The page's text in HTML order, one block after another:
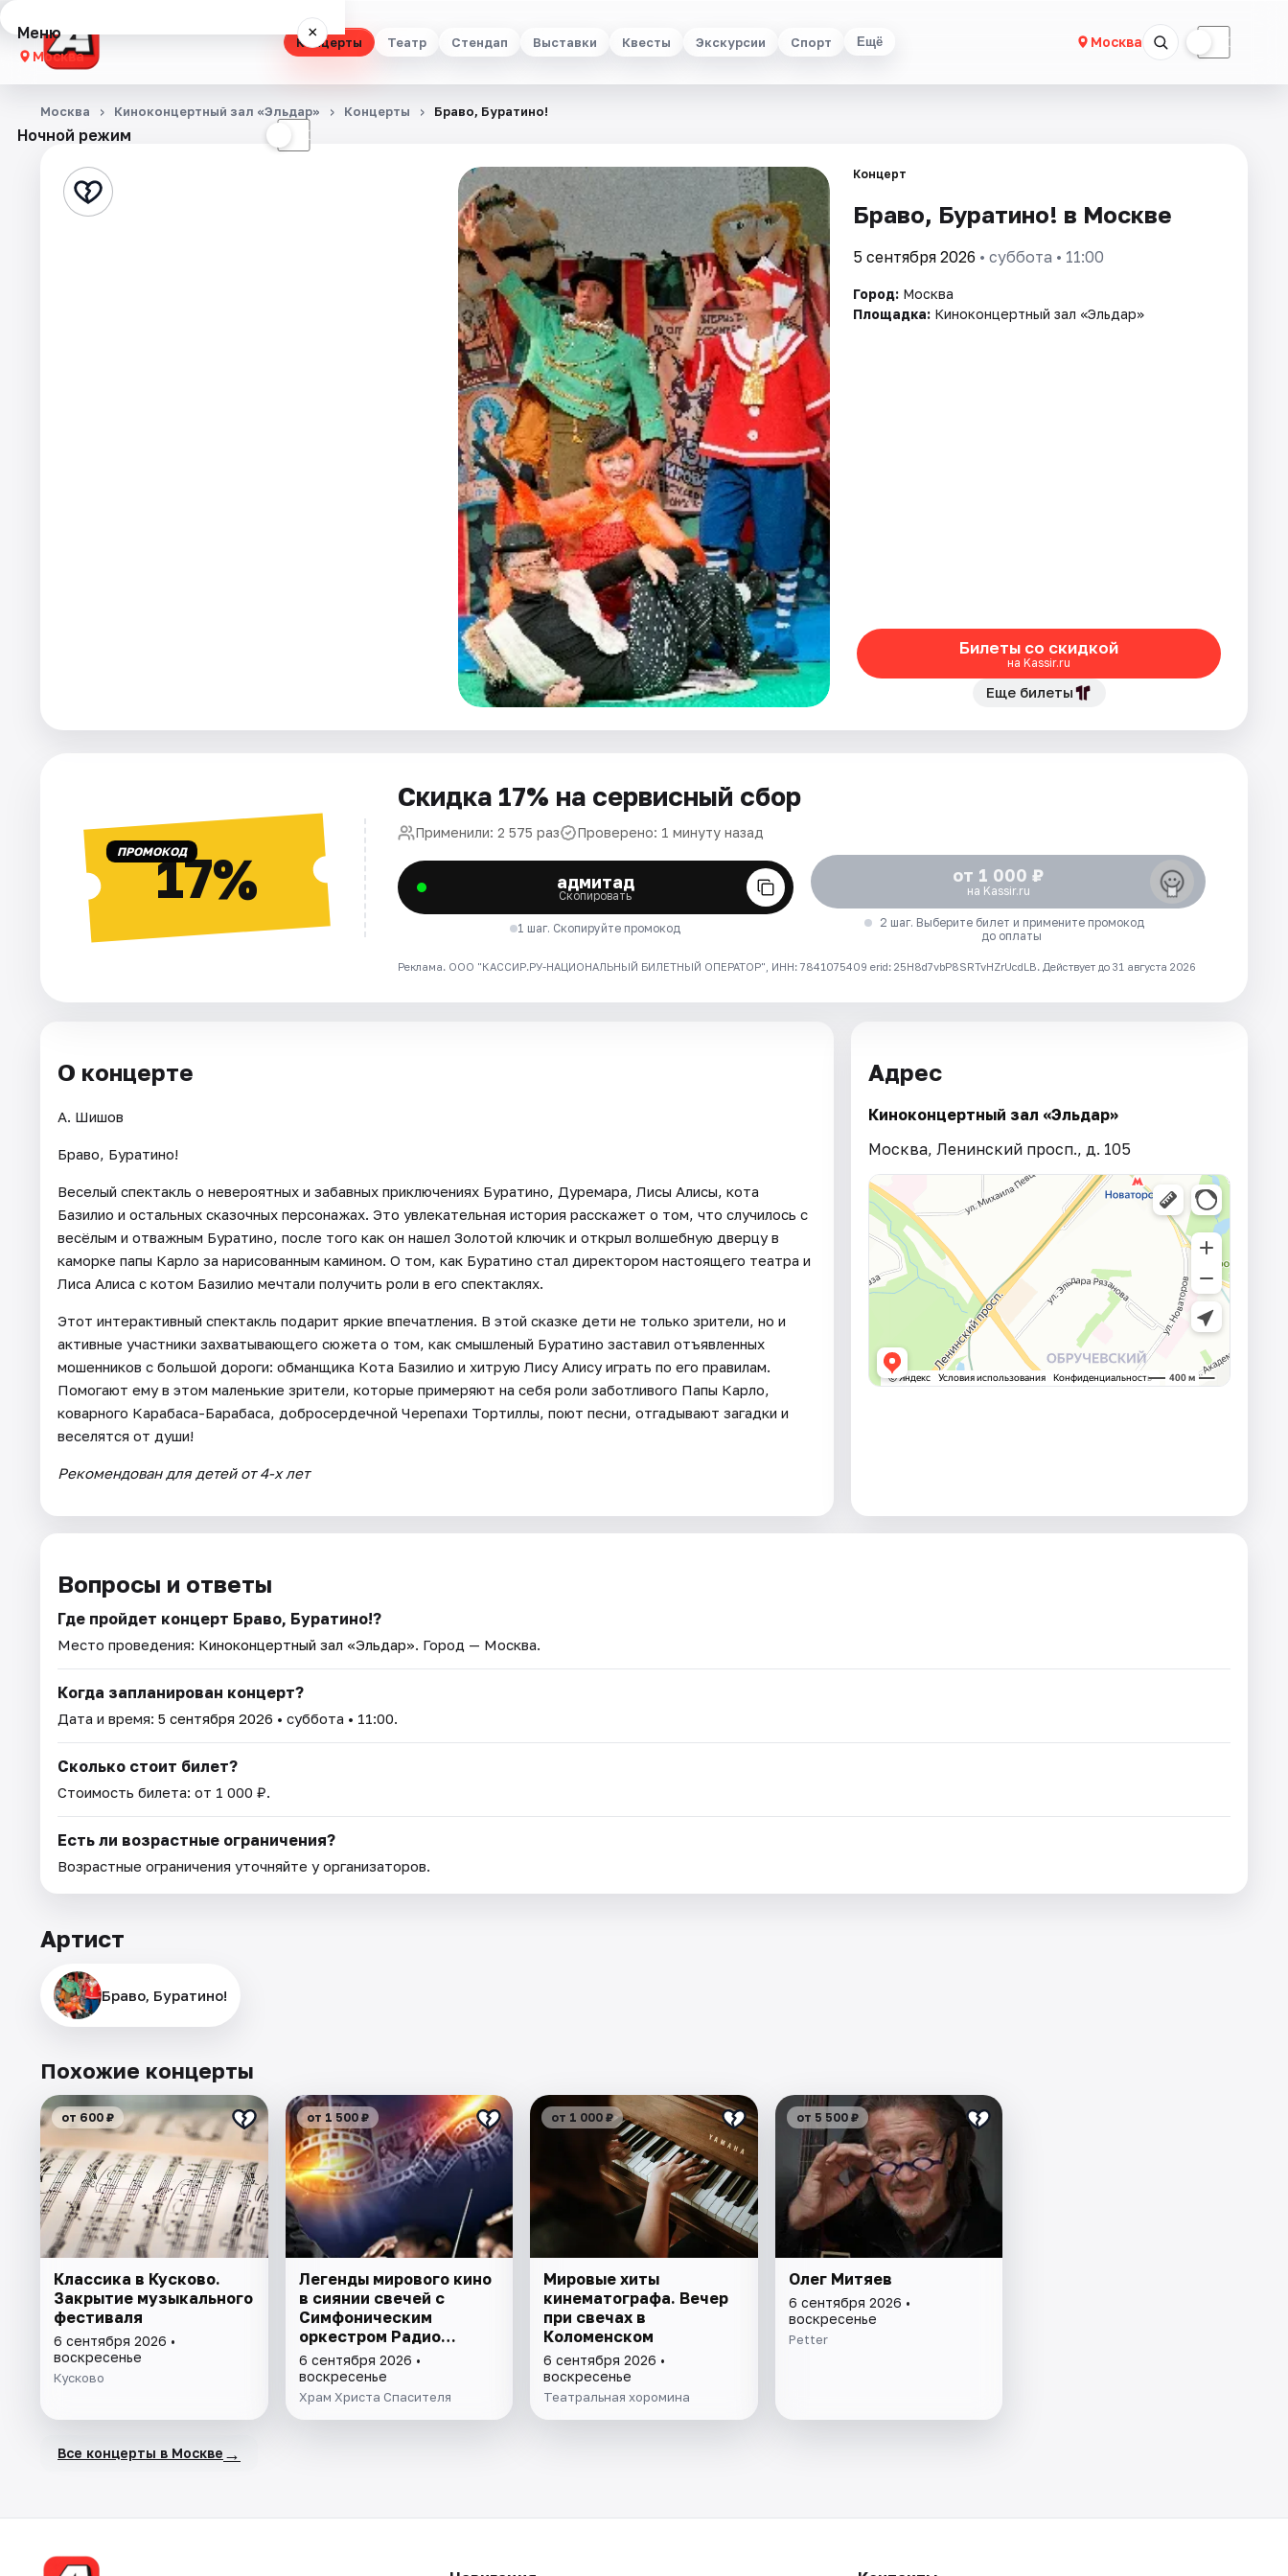
Концерты Театр Стендап Выставки Квесты Экскурсии Спорт Ещё Москва ☾
Меню ×
Москва
Концерты
Стендап
Ночной режим ☾
Москва Киноконцертный зал «Эльдар» Концерты Браво, Буратино!
Концерт
Браво, Буратино! в Москве
5 сентября 2026 • суббота • 11:00
Город: Москва
Площадка: Киноконцертный зал «Эльдар»
Билеты со скидкой
на Kassir.ru
Еще билеты
ПРОМОКОД17%
Скидка 17% на сервисный сбор
Применили: 2 575 раз Проверено: 1 минуту назад
адмитад
Скопировать
1 шаг. Скопируйте промокод
от 1 000 ₽
на Kassir.ru
2 шаг. Выберите билет и примените промокод
до оплаты
Реклама. ООО "КАССИР.РУ-НАЦИОНАЛЬНЫЙ БИЛЕТНЫЙ ОПЕРАТОР", ИНН: 7841075409 erid: 25H8d7vbP8SRTvHZrUcdLB. Действует до 31 августа 2026
О концерте
А. Шишов
Браво, Буратино!
Веселый спектакль о невероятных и забавных приключениях Буратино, Дуремара, Лисы Алисы, кота
Базилио и остальных сказочных персонажах. Это увлекательная история расскажет о том, что случилось с
весёлым и отважным Буратино, после того как он нашел Золотой ключик и открыл волшебную дверцу в
каморке папы Карло за нарисованным камином. О том, как Буратино стал директором настоящего театра и
Лиса Алиса с котом Базилио мечтали получить роли в его спектаклях.
Этот интерактивный спектакль подарит яркие впечатления. В этой сказке дети не только зрители, но и
активные участники захватывающего сюжета о том, как смышленый Буратино заставил отъявленных
мошенников с большой дороги: обманщика Кота Базилио и хитрую Лису Алису играть по его правилам.
Помогают ему в этом маленькие зрители, которые примеряют на себя роли заботливого Папы Карло,
коварного Карабаса-Барабаса, добросердечной Черепахи Тортиллы, поют песни, отгадывают загадки и
веселятся от души!
Рекомендован для детей от 4-х лет
Адрес
Киноконцертный зал «Эльдар»
Москва, Ленинский просп., д. 105
Вопросы и ответы
Где пройдет концерт Браво, Буратино!?
Место проведения: Киноконцертный зал «Эльдар». Город — Москва.
Когда запланирован концерт?
Дата и время: 5 сентября 2026 • суббота • 11:00.
Сколько стоит билет?
Стоимость билета: от 1 000 ₽.
Есть ли возрастные ограничения?
Возрастные ограничения уточняйте у организаторов.
Артист
Браво, Буратино!
Похожие концерты
от 600 ₽
Классика в Кусково.
Закрытие музыкального
фестиваля
6 сентября 2026 •
воскресенье
Кусково
от 1 500 ₽
Легенды мирового кино
в сиянии свечей с
Симфоническим
оркестром Радио
«Орфей»
6 сентября 2026 •
воскресенье
Храм Христа Спасителя
от 1 000 ₽
Мировые хиты
кинематографа. Вечер
при свечах в
Коломенском
6 сентября 2026 •
воскресенье
Театральная хоромина
от 5 500 ₽
Олег Митяев
6 сентября 2026 •
воскресенье
Petter
Все концерты в Москве →